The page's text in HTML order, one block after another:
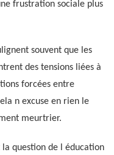
frustration sociale plus
souvent que les
des tensions liées à
forcées entre
n excuse en rien le
meurtrier.
question de l éducation